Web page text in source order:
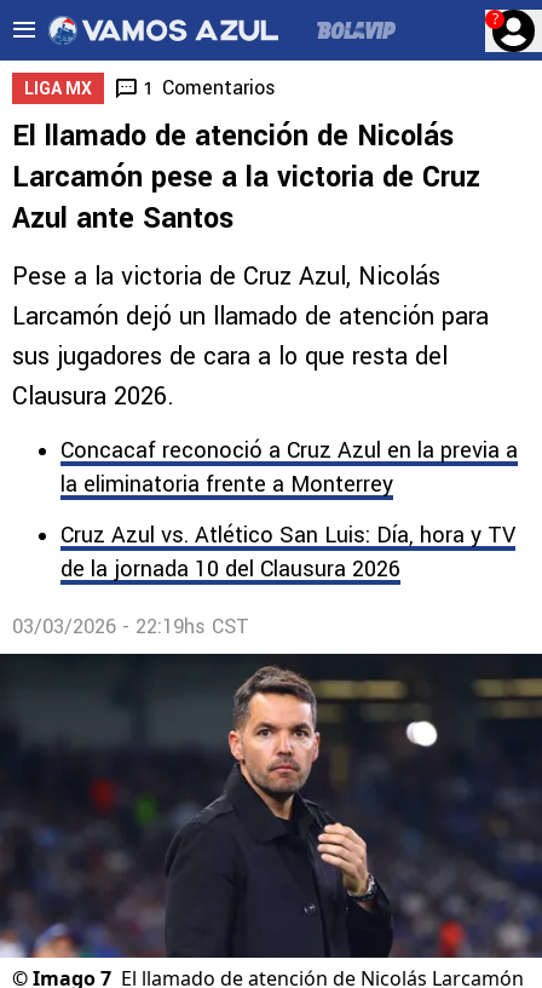
?
LIGA MX 1 Comentarios
El llamado de atención de Nicolás
Larcamón pese a la victoria de Cruz
Azul ante Santos
Pese a la victoria de Cruz Azul, Nicolás
Larcamón dejó un llamado de atención para
sus jugadores de cara a lo que resta del
Clausura 2026.
Concacaf reconoció a Cruz Azul en la previa a
la eliminatoria frente a Monterrey
Cruz Azul vs. Atlético San Luis: Día, hora y TV
de la jornada 10 del Clausura 2026
03/03/2026 - 22:19hs CST
©Imago 7 El llamado de atención de Nicolás Larcamón